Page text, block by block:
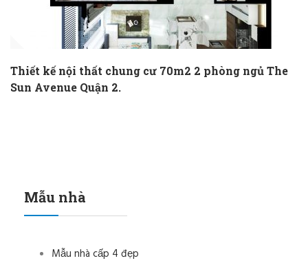
Thiết kế nội thất chung cư 70m2 2 phòng ngủ The
Sun Avenue Quận 2.
Mẫu nhà
Mẫu nhà cấp 4 đẹp